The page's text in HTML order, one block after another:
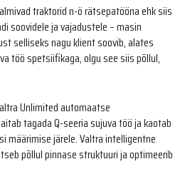
traktorid n-ö rätsepatööna ehk siis
soovidele ja vajadustele – masin
selliseks nagu klient soovib, alates
töö spetsiifikaga, olgu see siis põllul,
Unlimited automaatse
tagada Q-seeria sujuva töö ja kaotab
määrimise järele. Valtra intelligentne
põllul pinnase struktuuri ja optimeerib